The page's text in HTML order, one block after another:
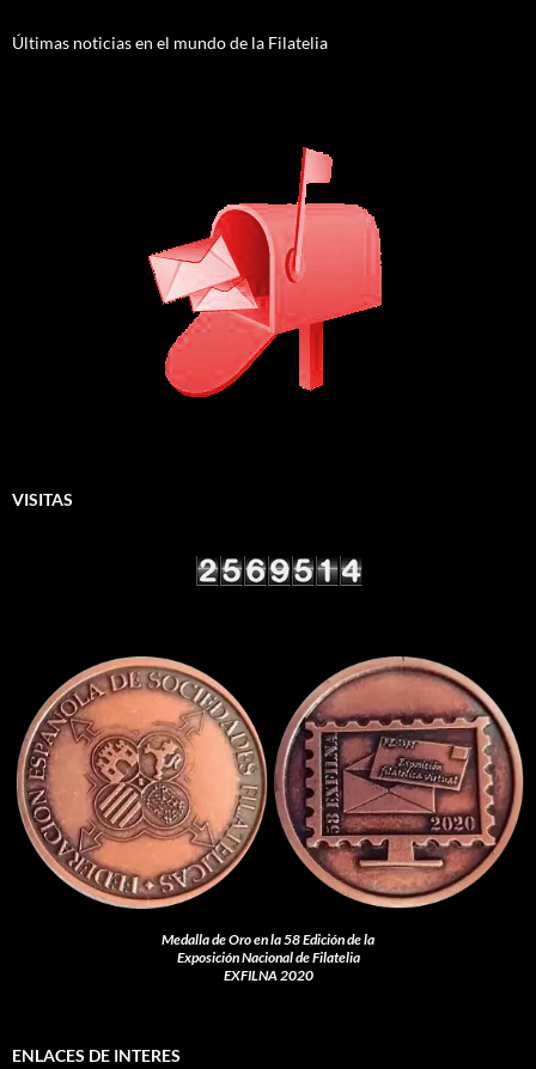
Últimas noticias en el mundo de la Filatelia
VISITAS
Medalla de Oro en la 58 Edición de la
Exposición Nacional de Filatelia
EXFILNA 2020
ENLACES DE INTERES